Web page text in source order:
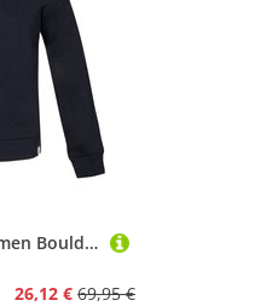
Rock Experience Damen Boulder Stone Crew Neck Pullover
26,12 € 69,95 €